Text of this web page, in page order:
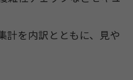
計を内訳とともに、見や